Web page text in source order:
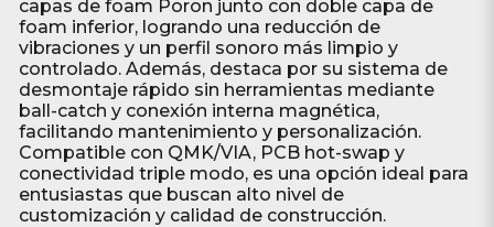
capas de foam Poron junto con doble capa de
foam inferior, logrando una reducción de
vibraciones y un perfil sonoro más limpio y
controlado. Además, destaca por su sistema de
desmontaje rápido sin herramientas mediante
ball-catch y conexión interna magnética,
facilitando mantenimiento y personalización.
Compatible con QMK/VIA, PCB hot-swap y
conectividad triple modo, es una opción ideal para
entusiastas que buscan alto nivel de
customización y calidad de construcción.